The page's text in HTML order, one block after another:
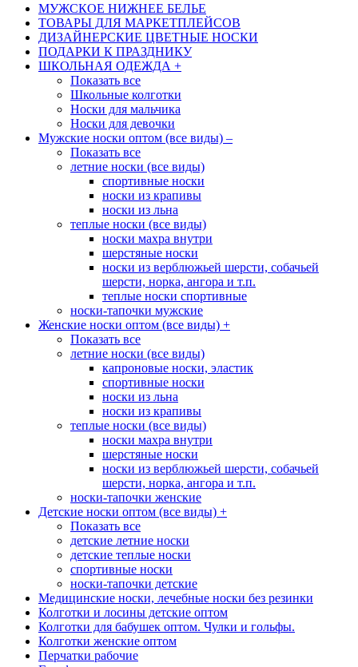
МУЖСКОЕ НИЖНЕЕ БЕЛЬЕ
ТОВАРЫ ДЛЯ МАРКЕТПЛЕЙСОВ
ДИЗАЙНЕРСКИЕ ЦВЕТНЫЕ НОСКИ
ПОДАРКИ К ПРАЗДНИКУ
ШКОЛЬНАЯ ОДЕЖДА +
Показать все
Школьные колготки
Носки для мальчика
Носки для девочки
Мужские носки оптом (все виды) –
Показать все
летние носки (все виды)
спортивные носки
носки из крапивы
носки из льна
теплые носки (все виды)
носки махра внутри
шерстяные носки
носки из верблюжьей шерсти, собачьей
шерсти, норка, ангора и т.п.
теплые носки спортивные
носки-тапочки мужские
Женские носки оптом (все виды) +
Показать все
летние носки (все виды)
капроновые носки, эластик
спортивные носки
носки из льна
носки из крапивы
теплые носки (все виды)
носки махра внутри
шерстяные носки
носки из верблюжьей шерсти, собачьей
шерсти, норка, ангора и т.п.
носки-тапочки женские
Детские носки оптом (все виды) +
Показать все
детские летние носки
детские теплые носки
спортивные носки
носки-тапочки детские
Медицинские носки, лечебные носки без резинки
Колготки и лосины детские оптом
Колготки для бабушек оптом. Чулки и гольфы.
Колготки женские оптом
Перчатки рабочие